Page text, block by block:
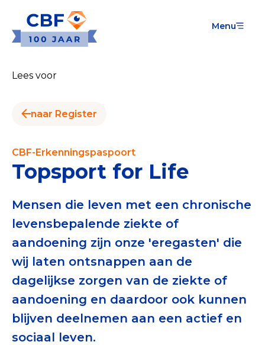
Menu
Goede Doelen
CBF-Erkenning aanvragen
Publiek
Veilig geven met het CBF-keurmerk
Check het CBF-keurmerk van een goed doel
Download de Geef Gerust Checklist
Tips bij doneren: zo geef je veilig
Data & Onderzoek
Betrouwbare data over goede doelen
Lees voor
naar Register
CBF-Erkenningspaspoort
Topsport for Life
Mensen die leven met een chronische
levensbepalende ziekte of
aandoening zijn onze 'eregasten' die
wij laten ontsnappen aan de
dagelijkse zorgen van de ziekte of
aandoening en daardoor ook kunnen
blijven deelnemen aan een actief en
sociaal leven.